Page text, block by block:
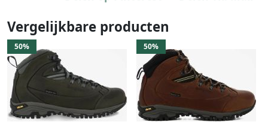
Vergelijkbare producten
50% 50%